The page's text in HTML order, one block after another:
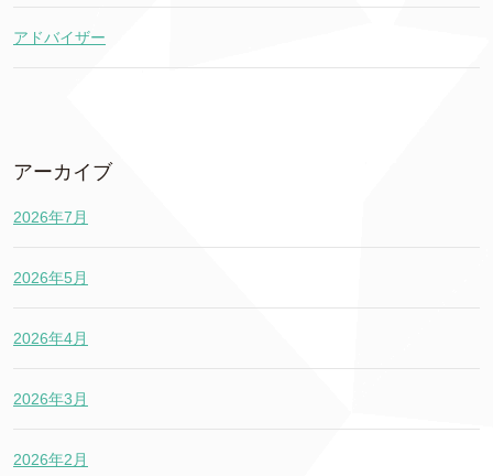
アドバイザー
アーカイブ
2026年7月
2026年5月
2026年4月
2026年3月
2026年2月